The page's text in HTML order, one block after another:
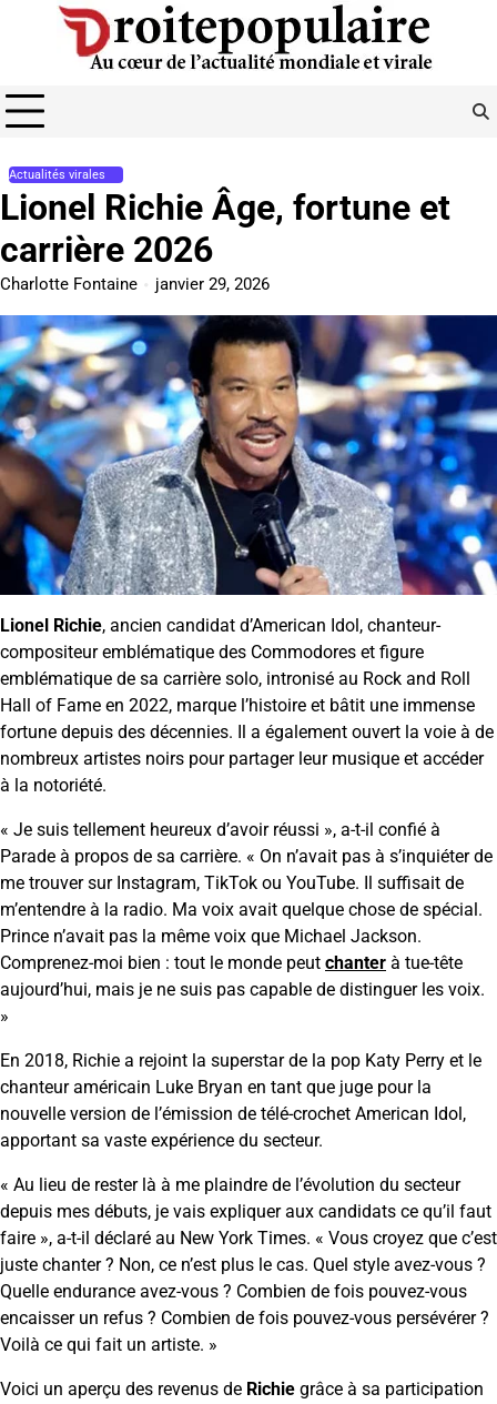
Actualités virales
Lionel Richie Âge, fortune et
carrière 2026
Charlotte Fontaine janvier 29, 2026
Lionel Richie, ancien candidat d’American Idol, chanteur-
compositeur emblématique des Commodores et figure
emblématique de sa carrière solo, intronisé au Rock and Roll
Hall of Fame en 2022, marque l’histoire et bâtit une immense
fortune depuis des décennies. Il a également ouvert la voie à de
nombreux artistes noirs pour partager leur musique et accéder
à la notoriété.
« Je suis tellement heureux d’avoir réussi », a-t-il confié à
Parade à propos de sa carrière. « On n’avait pas à s’inquiéter de
me trouver sur Instagram, TikTok ou YouTube. Il suffisait de
m’entendre à la radio. Ma voix avait quelque chose de spécial.
Prince n’avait pas la même voix que Michael Jackson.
Comprenez-moi bien : tout le monde peut chanter à tue-tête
aujourd’hui, mais je ne suis pas capable de distinguer les voix.
»
En 2018, Richie a rejoint la superstar de la pop Katy Perry et le
chanteur américain Luke Bryan en tant que juge pour la
nouvelle version de l’émission de télé-crochet American Idol,
apportant sa vaste expérience du secteur.
« Au lieu de rester là à me plaindre de l’évolution du secteur
depuis mes débuts, je vais expliquer aux candidats ce qu’il faut
faire », a-t-il déclaré au New York Times. « Vous croyez que c’est
juste chanter ? Non, ce n’est plus le cas. Quel style avez-vous ?
Quelle endurance avez-vous ? Combien de fois pouvez-vous
encaisser un refus ? Combien de fois pouvez-vous persévérer ?
Voilà ce qui fait un artiste. »
Voici un aperçu des revenus de Richie grâce à sa participation